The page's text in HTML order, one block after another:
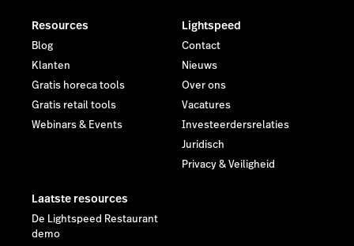
Resources
Blog
Klanten
Gratis horeca tools
Gratis retail tools
Webinars & Events
Lightspeed
Contact
Nieuws
Over ons
Vacatures
Investeerdersrelaties
Juridisch
Privacy & Veiligheid
Laatste resources
De Lightspeed Restaurant
demo